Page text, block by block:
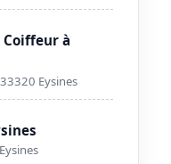
Coiffeur à
Eysines